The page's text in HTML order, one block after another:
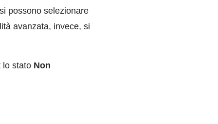
possono selezionare
avanzata, invece, si
lo stato Non